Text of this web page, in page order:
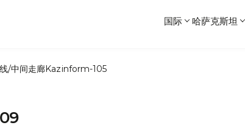
国际 哈萨克斯坦
/中间走廊Kazinform-105